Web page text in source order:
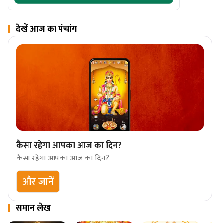
देखें आज का पंचांग
कैसा रहेगा आपका आज का दिन?
कैसा रहेगा आपका आज का दिन?
और जानें
समान लेख